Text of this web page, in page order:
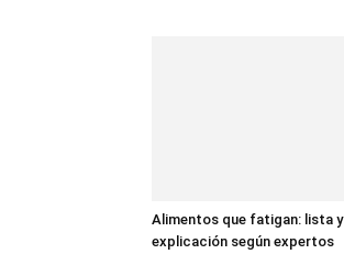
Alimentos que fatigan: lista y
explicación según expertos